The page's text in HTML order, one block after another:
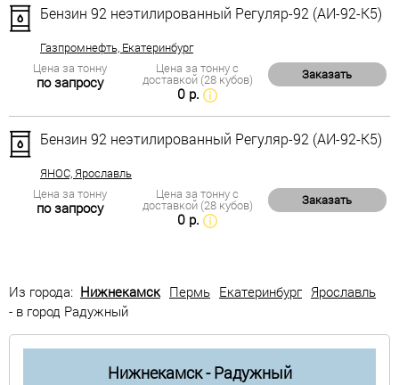
Бензин 92 неэтилированный Регуляр-92 (АИ-92-К5)
Газпромнефть, Екатеринбург
Цена за тонну
по запросу
Цена за тонну с
доставкой (28 кубов)
0 р.
Заказать
Бензин 92 неэтилированный Регуляр-92 (АИ-92-К5)
ЯНОС, Ярославль
Цена за тонну
по запросу
Цена за тонну с
доставкой (28 кубов)
0 р.
Заказать
Из города: Нижнекамск Пермь Екатеринбург Ярославль
- в город Радужный
Нижнекамск - Радужный